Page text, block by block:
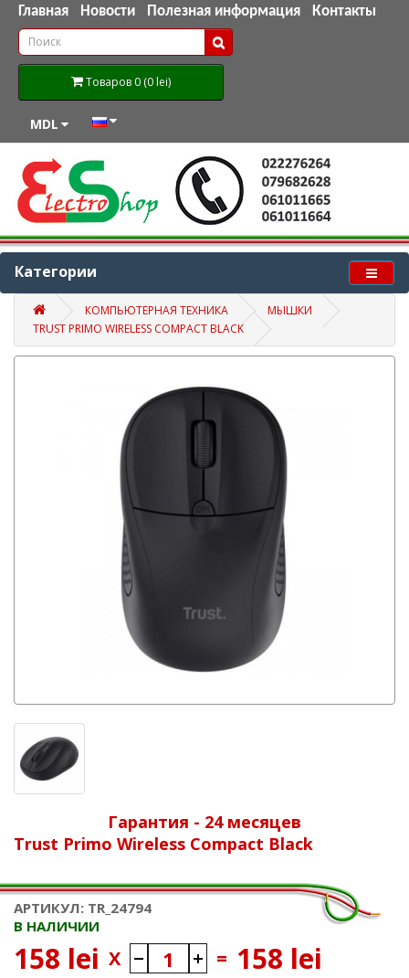
Главная Новости Полезная информация Контакты
Товаров 0 (0 lei)
MDL
Категории
КОМПЬЮТЕРНАЯ ТЕХНИКА
МЫШКИ
TRUST PRIMO WIRELESS COMPACT BLACK
Гарантия - 24 месяцев
Trust Primo Wireless Compact Black
АРТИКУЛ: TR_24794
В НАЛИЧИИ
158 lei X = 158 lei